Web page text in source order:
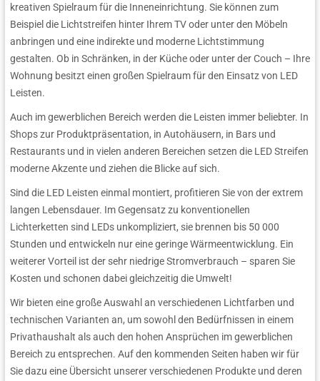
kreativen Spielraum für die Inneneinrichtung. Sie können zum
Beispiel die Lichtstreifen hinter Ihrem TV oder unter den Möbeln
anbringen und eine indirekte und moderne Lichtstimmung
gestalten. Ob in Schränken, in der Küche oder unter der Couch – Ihre
Wohnung besitzt einen großen Spielraum für den Einsatz von LED
Leisten.
Auch im gewerblichen Bereich werden die Leisten immer beliebter. In
Shops zur Produktpräsentation, in Autohäusern, in Bars und
Restaurants und in vielen anderen Bereichen setzen die LED Streifen
moderne Akzente und ziehen die Blicke auf sich.
Sind die LED Leisten einmal montiert, profitieren Sie von der extrem
langen Lebensdauer. Im Gegensatz zu konventionellen
Lichterketten sind LEDs unkompliziert, sie brennen bis 50 000
Stunden und entwickeln nur eine geringe Wärmeentwicklung. Ein
weiterer Vorteil ist der sehr niedrige Stromverbrauch – sparen Sie
Kosten und schonen dabei gleichzeitig die Umwelt!
Wir bieten eine große Auswahl an verschiedenen Lichtfarben und
technischen Varianten an, um sowohl den Bedürfnissen in einem
Privathaushalt als auch den hohen Ansprüchen im gewerblichen
Bereich zu entsprechen. Auf den kommenden Seiten haben wir für
Sie dazu eine Übersicht unserer verschiedenen Produkte und deren